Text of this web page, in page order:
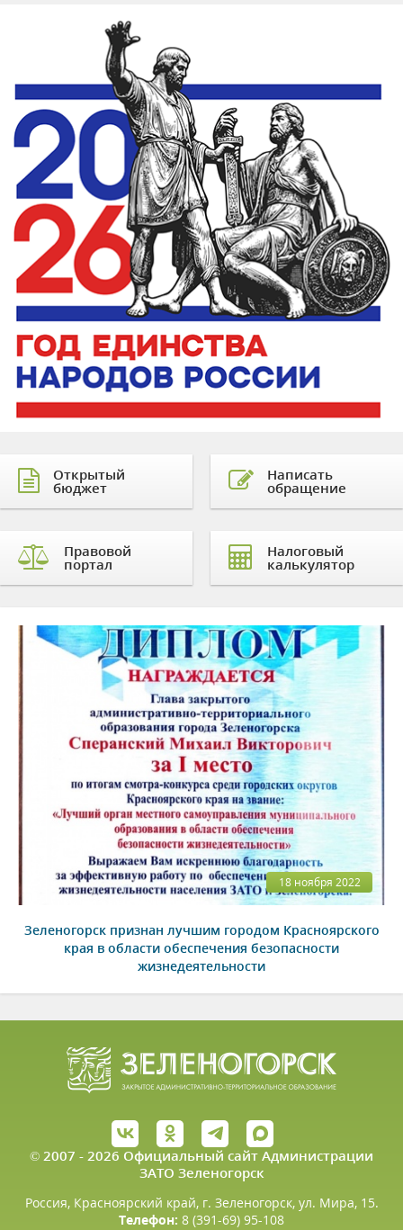
Открытый
бюджет
Правовой
портал
Написать
обращение
Налоговый
калькулятор
18 ноября 2022
Зеленогорск признан лучшим городом Красноярского
края в области обеспечения безопасности
жизнедеятельности
© 2007 - 2026 Официальный сайт Администрации
ЗАТО Зеленогорск
Россия, Красноярский край, г. Зеленогорск, ул. Мира, 15.
Телефон: 8 (391-69) 95-108